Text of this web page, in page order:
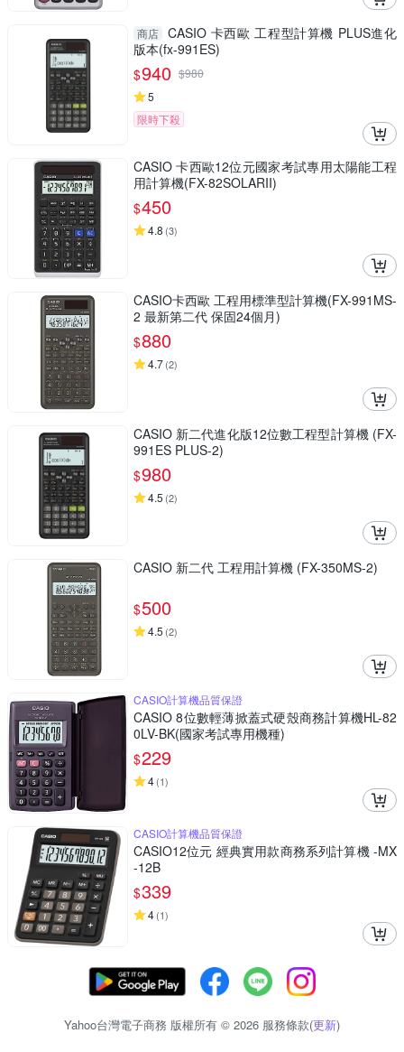
商店 CASIO 卡西歐 工程型計算機 PLUS進化
版本(fx-991ES)
$940 $980
5
限時下殺
CASIO 卡西歐12位元國家考試專用太陽能工程
用計算機(FX-82SOLARII)
$450
4.8 (3)
CASIO卡西歐 工程用標準型計算機(FX-991MS-
2 最新第二代 保固24個月)
$880
4.7(2)
CASIO 新二代進化版12位數工程型計算機 (FX-
991ES PLUS-2)
$980
4.5 (2)
CASIO 新二代 工程用計算機 (FX-350MS-2)
$500
4.5 (2)
CASIO計算機品質保證
CASIO 8位數輕薄掀蓋式硬殼商務計算機HL-82
0LV-BK(國家考試專用機種)
$229
4(1)
CASIO計算機品質保證
CASIO12位元 經典實用款商務系列計算機 -MX
-12B
$339
4(1)
Yahoo台灣電子商務 版權所有 © 2026 服務條款(更新)